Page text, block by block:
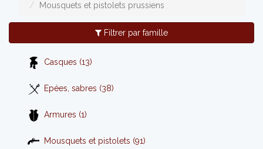
Mousquets et pistolets prussiens
Filtrer par famille
Casques (13)
Epées, sabres (38)
Armures (1)
Mousquets et pistolets (91)